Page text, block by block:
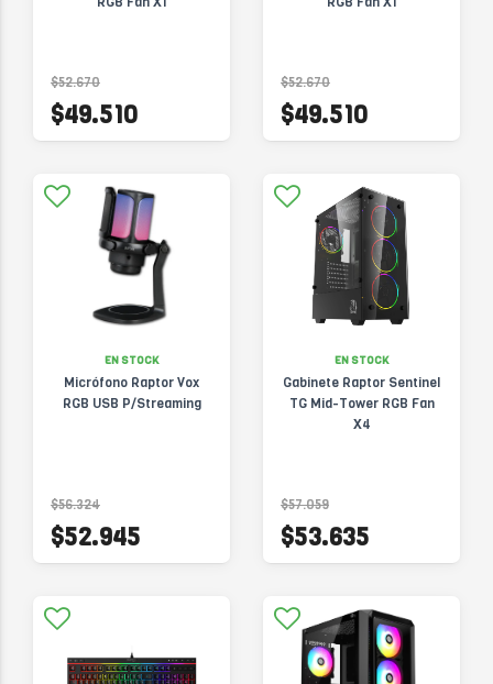
$52.670
$49.510
$52.670
$49.510
EN STOCK
Micrófono Raptor Vox
RGB USB P/Streaming
$56.324
$52.945
EN STOCK
Gabinete Raptor Sentinel
TG Mid-Tower RGB Fan
X4
$57.059
$53.635